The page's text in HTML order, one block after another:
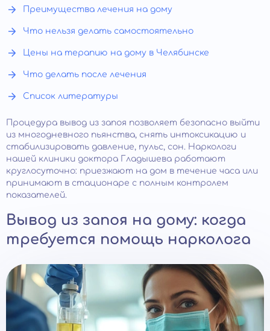
Преимущества лечения на дому
Что нельзя делать самостоятельно
Цены на терапию на дому в Челябинске
Что делать после лечения
Список литературы
Процедура вывод из запоя позволяет безопасно выйти
из многодневного пьянства, снять интоксикацию и
стабилизировать давление, пульс, сон. Наркологи
нашей клиники доктора Гладышева работают
круглосуточно: приезжают на дом в течение часа или
принимают в стационаре с полным контролем
показателей.
Вывод из запоя на дому: когда
требуется помощь нарколога